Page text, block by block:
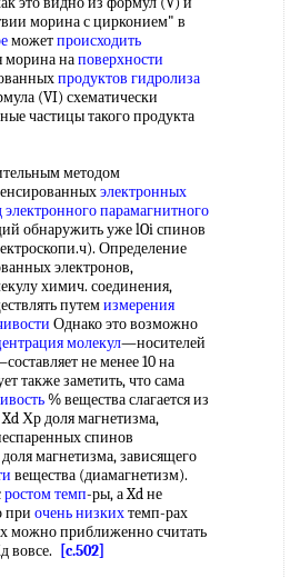
морина с цирконием" в
можетпроисходить
морина наповерхности
продуктов гидролиза
(VI) схематически
частицы такого продукта
методом
электронных
электронного парамагнитного
обнаружить уже lOi спинов
Определение
электронов,
химич. соединения,
путемизмерения
Однако это возможно
молекул—носителей
не менее 10 на
также заметить, что сама
% вещества слагается из
Хр доля магнетизма,
спинов
магнетизма, зависящего
вещества (диамагнетизм).
ростом темп-ры, а Xd не
при очень низкихтемп-рах
можно приближенно считать
вовсе.
[c.502]